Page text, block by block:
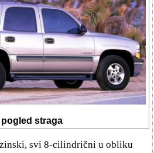
pogled straga
svi 8-cilindrični u obliku